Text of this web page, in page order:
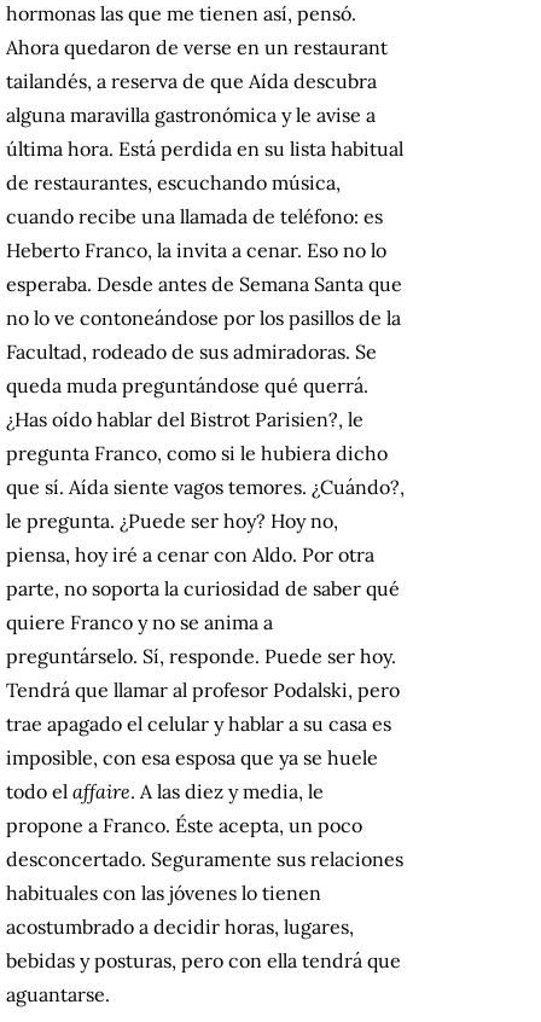
hormonas las que me tienen así, pensó.
Ahora quedaron de verse en un restaurant
tailandés, a reserva de que Aída descubra
alguna maravilla gastronómica y le avise a
última hora. Está perdida en su lista habitual
de restaurantes, escuchando música,
cuando recibe una llamada de teléfono: es
Heberto Franco, la invita a cenar. Eso no lo
esperaba. Desde antes de Semana Santa que
no lo ve contoneándose por los pasillos de la
Facultad, rodeado de sus admiradoras. Se
queda muda preguntándose qué querrá.
¿Has oído hablar del Bistrot Parisien?, le
pregunta Franco, como si le hubiera dicho
que sí. Aída siente vagos temores. ¿Cuándo?,
le pregunta. ¿Puede ser hoy? Hoy no,
piensa, hoy iré a cenar con Aldo. Por otra
parte, no soporta la curiosidad de saber qué
quiere Franco y no se anima a
preguntárselo. Sí, responde. Puede ser hoy.
Tendrá que llamar al profesor Podalski, pero
trae apagado el celular y hablar a su casa es
imposible, con esa esposa que ya se huele
todo el affaire. A las diez y media, le
propone a Franco. Éste acepta, un poco
desconcertado. Seguramente sus relaciones
habituales con las jóvenes lo tienen
acostumbrado a decidir horas, lugares,
bebidas y posturas, pero con ella tendrá que
aguantarse.